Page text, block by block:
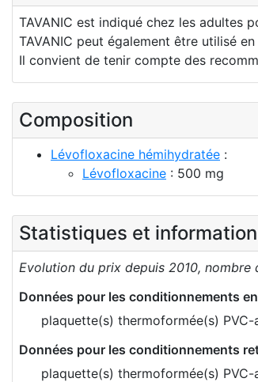
TAVANIC est indiqué chez les adultes
TAVANIC peut également être utilisé
Il convient de tenir compte des
Composition
Lévofloxacine hémihydratée :
Lévofloxacine : 500 mg
Statistiques et
Evolution du prix depuis 2010,
Données pour les conditionnements
plaquette(s) thermoformée(s)
Données pour les conditionnements
plaquette(s) thermoformée(s)